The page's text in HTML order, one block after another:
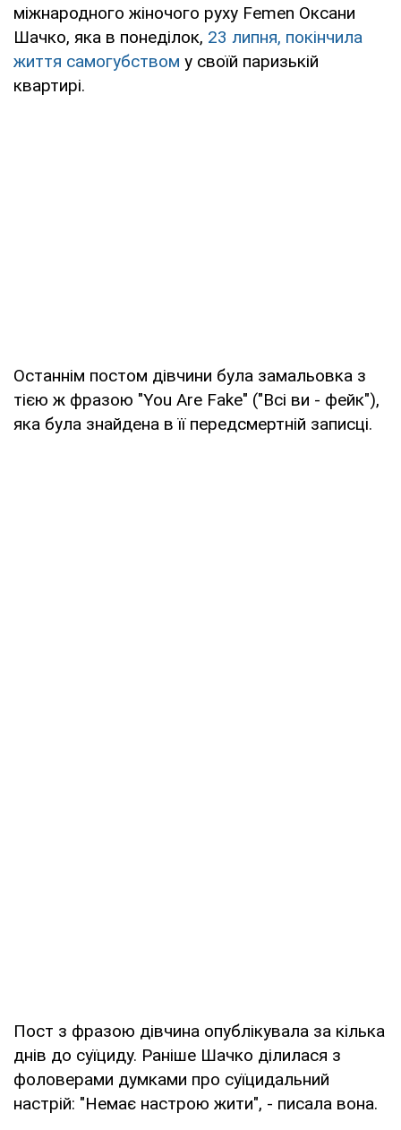
міжнародного жіночого руху Femen Оксани
Шачко, яка в понеділок, 23 липня, покінчила
життя самогубством у своїй паризькій
квартирі.
Останнім постом дівчини була замальовка з
тією ж фразою "You Are Fake" ("Всі ви - фейк"),
яка була знайдена в її передсмертній записці.
Пост з фразою дівчина опублікувала за кілька
днів до суїциду. Раніше Шачко ділилася з
фоловерами думками про суїцидальний
настрій: "Немає настрою жити", - писала вона.